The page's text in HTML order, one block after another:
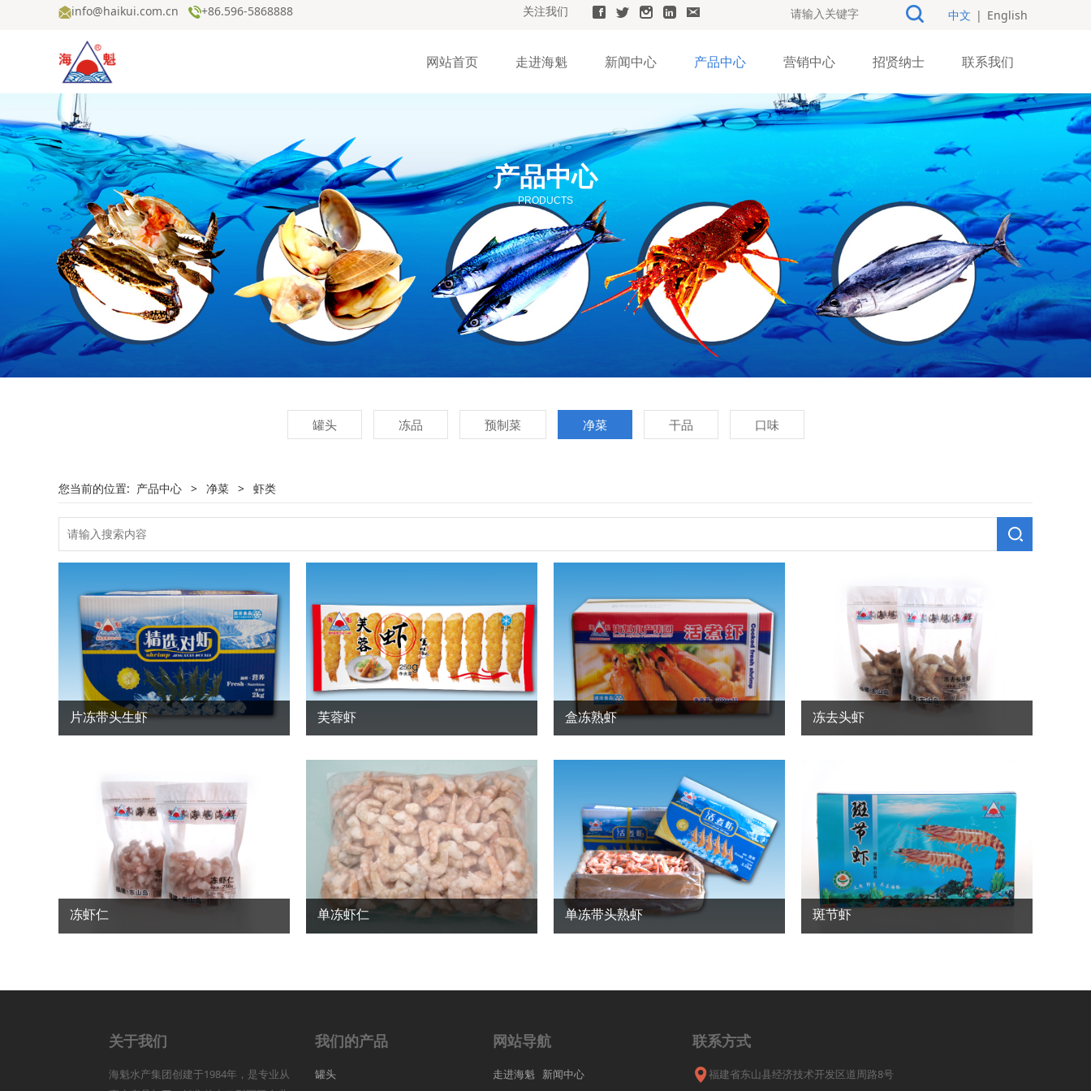
info@haikui.com.cn +86.596-5868888 关注我们 中文 | English
网站首页 走进海魁 新闻中心 产品中心 营销中心 招贤纳士 联系我们
产品中心
PRODUCTS
罐头 冻品 预制菜 净菜 干品 口味
您当前的位置: 产品中心 > 净菜 > 虾类
片冻带头生虾 芙蓉虾 盒冻熟虾 冻去头虾
冻虾仁 单冻虾仁 单冻带头熟虾 斑节虾
关于我们
海魁水产集团创建于1984年，是专业从
我们的产品
罐头
网站导航
走进海魁 新闻中心
联系方式
福建省东山县经济技术开发区道周路8号